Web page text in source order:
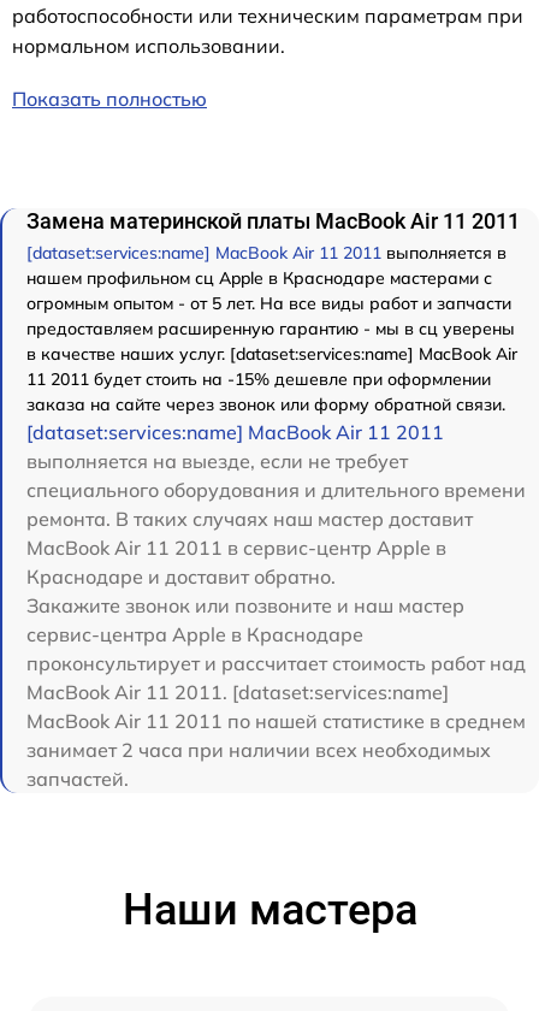
работоспособности или техническим параметрам при
нормальном использовании.
Показать полностью
Замена материнской платы MacBook Air 11 2011
[dataset:services:name] MacBook Air 11 2011 выполняется в
нашем профильном сц Apple в Краснодаре мастерами с
огромным опытом - от 5 лет. На все виды работ и запчасти
предоставляем расширенную гарантию - мы в сц уверены
в качестве наших услуг. [dataset:services:name] MacBook Air
11 2011 будет стоить на -15% дешевле при оформлении
заказа на сайте через звонок или форму обратной связи.
[dataset:services:name] MacBook Air 11 2011
выполняется на выезде, если не требует
специального оборудования и длительного времени
ремонта. В таких случаях наш мастер доставит
MacBook Air 11 2011 в сервис-центр Apple в
Краснодаре и доставит обратно.
Закажите звонок или позвоните и наш мастер
сервис-центра Apple в Краснодаре
проконсультирует и рассчитает стоимость работ над
MacBook Air 11 2011. [dataset:services:name]
MacBook Air 11 2011 по нашей статистике в среднем
занимает 2 часа при наличии всех необходимых
запчастей.
Наши мастера